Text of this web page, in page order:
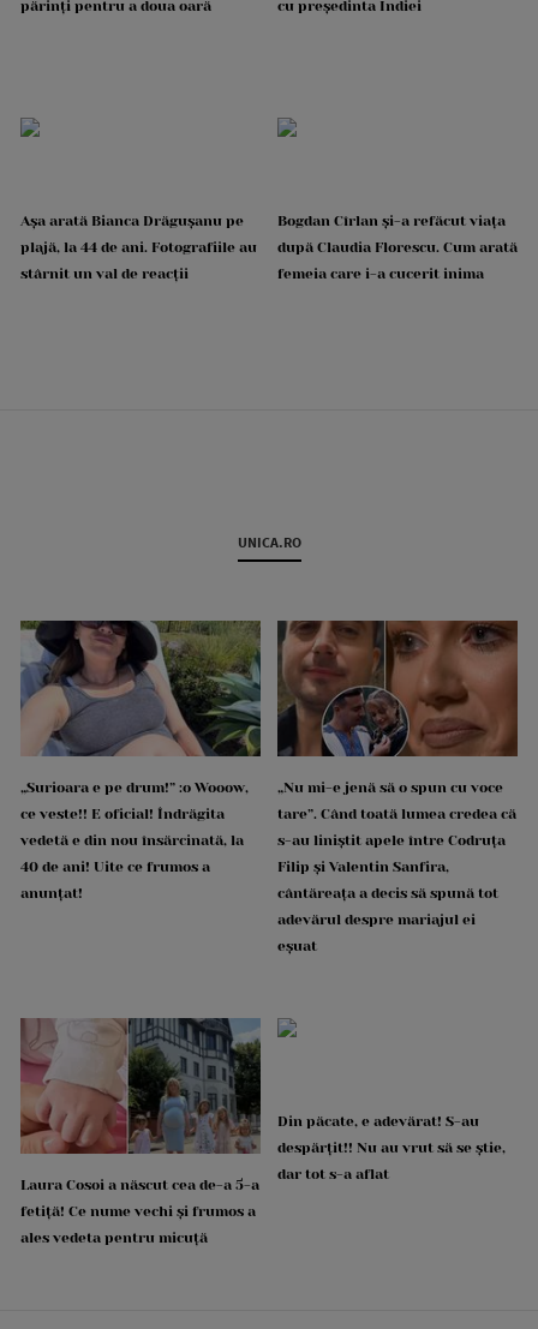
părinți pentru a doua oară cu președinta Indiei
Așa arată Bianca Drăgușanu pe
plajă, la 44 de ani. Fotografiile au
stârnit un val de reacții
Bogdan Cîrlan și-a refăcut viața
după Claudia Florescu. Cum arată
femeia care i-a cucerit inima
UNICA.RO
„Surioara e pe drum!” :o Wooow,
ce veste!! E oficial! Îndrăgita
vedetă e din nou însărcinată, la
40 de ani! Uite ce frumos a
anunțat!
„Nu mi-e jenă să o spun cu voce
tare”. Când toată lumea credea că
s-au liniștit apele între Codruța
Filip și Valentin Sanfira,
cântăreața a decis să spună tot
adevărul despre mariajul ei
eșuat
Laura Cosoi a născut cea de-a 5-a
fetiță! Ce nume vechi și frumos a
ales vedeta pentru micuță
Din păcate, e adevărat! S-au
despărțit!! Nu au vrut să se știe,
dar tot s-a aflat